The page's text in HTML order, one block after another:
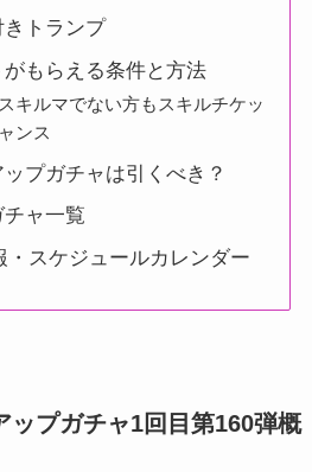
トランプ
がもらえる条件と方法
キルマでない方もスキルチケッ
ンス
プガチャは引くべき？
ャ一覧
・スケジュールカレンダー
ップガチャ1回目第160弾概